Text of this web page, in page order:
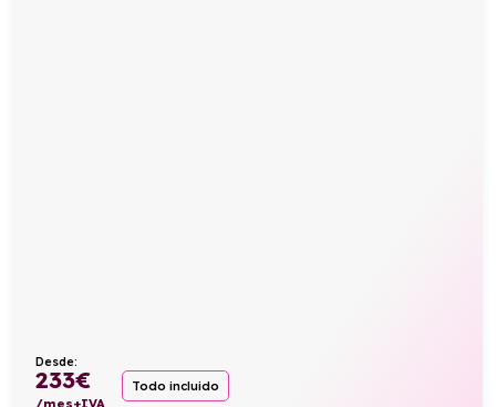
Desde:
233€
/mes+IVA
Todo incluido